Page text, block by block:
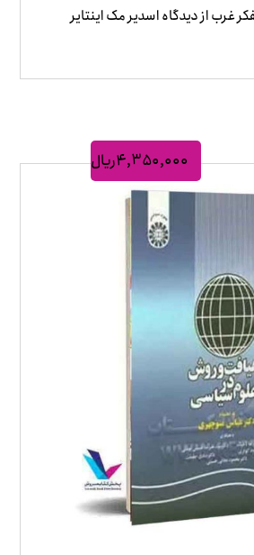
غرب از دیدگاه اسدیر مک اینتایر
۴,۳۵۰,۰۰۰ریال